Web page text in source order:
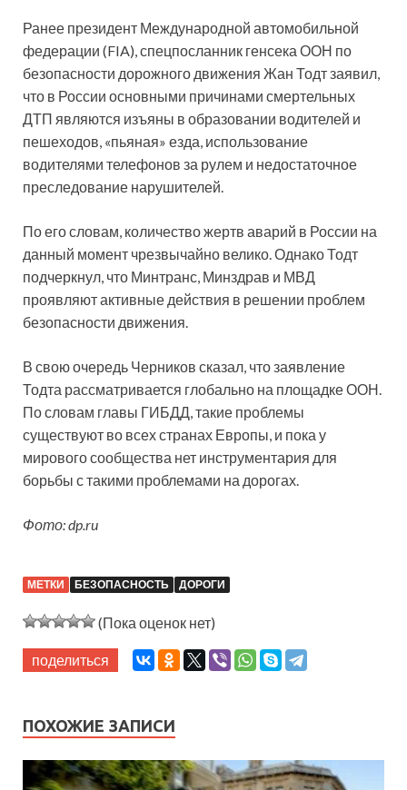
Ранее президент Международной автомобильной
федерации (FIA), спецпосланник генсека ООН по
безопасности дорожного движения Жан Тодт заявил,
что в России основными причинами смертельных
ДТП являются изъяны в образовании водителей и
пешеходов, «пьяная» езда, использование
водителями телефонов за рулем и недостаточное
преследование нарушителей.
По его словам, количество жертв аварий в России на
данный момент чрезвычайно велико. Однако Тодт
подчеркнул, что Минтранс, Минздрав и МВД
проявляют активные действия в решении проблем
безопасности движения.
В свою очередь Черников сказал, что заявление
Тодта рассматривается глобально на площадке ООН.
По словам главы ГИБДД, такие проблемы
существуют во всех странах Европы, и пока у
мирового сообщества нет инструментария для
борьбы с такими проблемами на дорогах.
Фото: dp.ru
МЕТКИ БЕЗОПАСНОСТЬ ДОРОГИ
(Пока оценок нет)
поделиться
ПОХОЖИЕ ЗАПИСИ